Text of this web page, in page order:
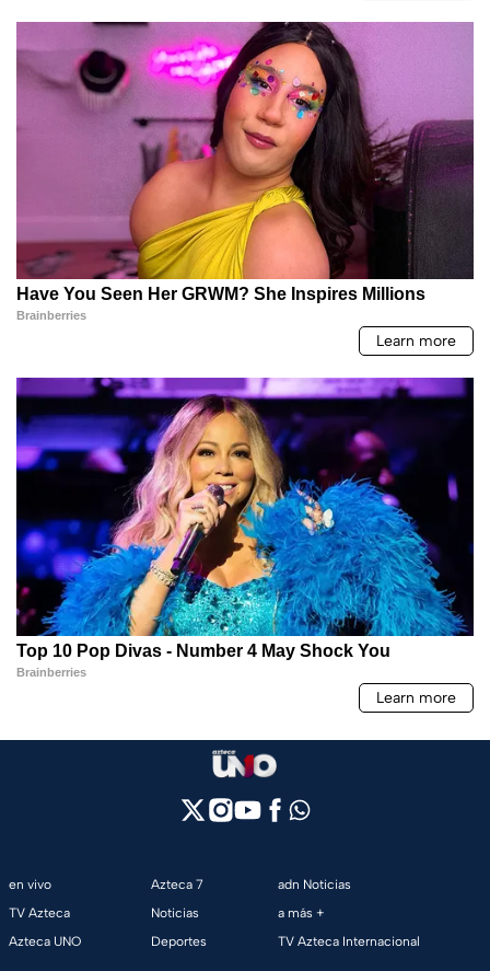
en vivo
TV Azteca
Azteca UNO
Azteca 7
Noticias
Deportes
adn Noticias
a más +
TV Azteca Internacional